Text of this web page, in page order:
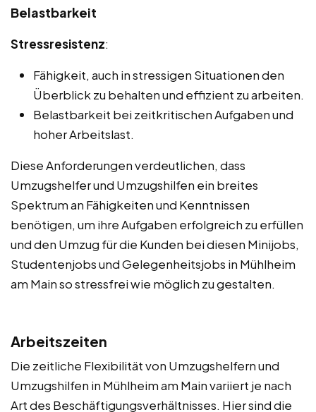
Belastbarkeit
Stressresistenz:
Fähigkeit, auch in stressigen Situationen den
Überblick zu behalten und effizient zu arbeiten.
Belastbarkeit bei zeitkritischen Aufgaben und
hoher Arbeitslast.
Diese Anforderungen verdeutlichen, dass
Umzugshelfer und Umzugshilfen ein breites
Spektrum an Fähigkeiten und Kenntnissen
benötigen, um ihre Aufgaben erfolgreich zu erfüllen
und den Umzug für die Kunden bei diesen Minijobs,
Studentenjobs und Gelegenheitsjobs in Mühlheim
am Main so stressfrei wie möglich zu gestalten.
Arbeitszeiten
Die zeitliche Flexibilität von Umzugshelfern und
Umzugshilfen in Mühlheim am Main variiert je nach
Art des Beschäftigungsverhältnisses. Hier sind die